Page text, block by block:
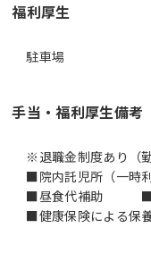
福利厚生
駐車場
手当・福利厚生備考
※退職金制度あり（
■院内託児所（一
■昼食代補助 ■入
■健康保険による保